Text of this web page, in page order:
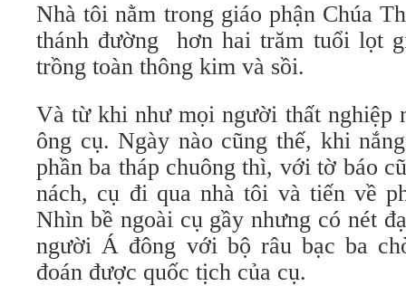
Nhà tôi nằm trong giáo phận Chúa
thánh đường hơn hai trăm tuổi lọt
trồng toàn thông kim và sồi.
Và từ khi như mọi người thất nghiệp
ông cụ. Ngày nào cũng thế, khi
phần ba tháp chuông thì, với tờ báo
nách, cụ đi qua nhà tôi và tiến về
Nhìn bề ngoài cụ gầy nhưng có nét
người Á đông với bộ râu bạc ba
đoán được quốc tịch của cụ.